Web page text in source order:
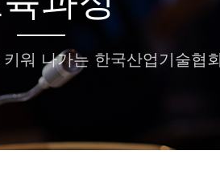
워 나가는 한국산업기술협회